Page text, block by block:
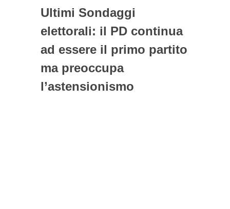
Ultimi Sondaggi
elettorali: il PD continua
ad essere il primo partito
ma preoccupa
l’astensionismo